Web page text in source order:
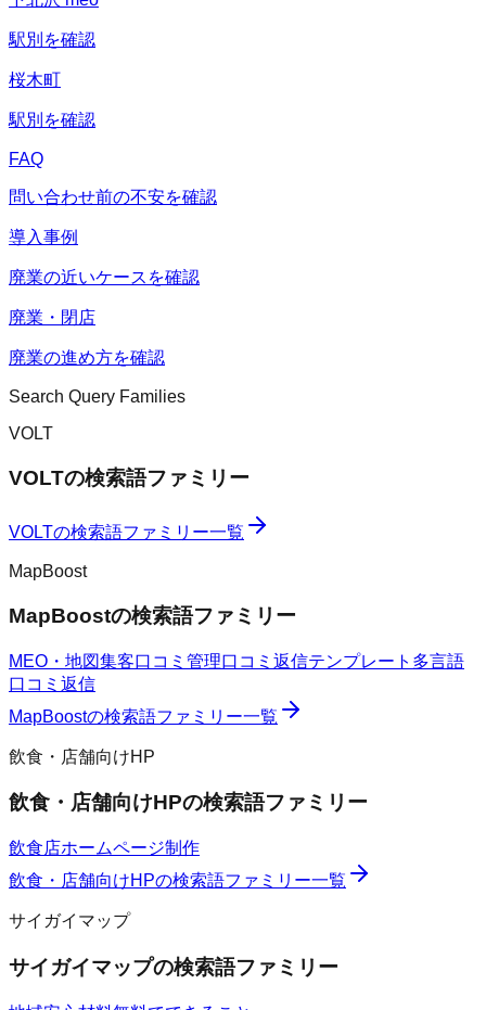
駅別を確認
桜木町
駅別を確認
FAQ
問い合わせ前の不安を確認
導入事例
廃業の近いケースを確認
廃業・閉店
廃業の進め方を確認
Search Query Families
VOLT
VOLTの検索語ファミリー
VOLTの検索語ファミリー一覧
MapBoost
MapBoostの検索語ファミリー
MEO・地図集客口コミ管理口コミ返信テンプレート 多言語
口コミ返信
MapBoostの検索語ファミリー一覧
飲食・店舗向けHP
飲食・店舗向けHPの検索語ファミリー
飲食店ホームページ制作
飲食・店舗向けHPの検索語ファミリー一覧
サイガイマップ
サイガイマップの検索語ファミリー